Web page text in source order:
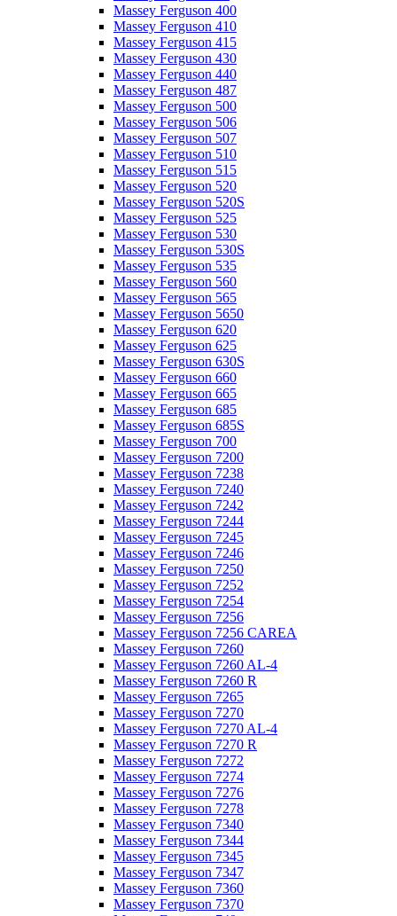
Massey Ferguson 400
Massey Ferguson 410
Massey Ferguson 415
Massey Ferguson 430
Massey Ferguson 440
Massey Ferguson 487
Massey Ferguson 500
Massey Ferguson 506
Massey Ferguson 507
Massey Ferguson 510
Massey Ferguson 515
Massey Ferguson 520
Massey Ferguson 520S
Massey Ferguson 525
Massey Ferguson 530
Massey Ferguson 530S
Massey Ferguson 535
Massey Ferguson 560
Massey Ferguson 565
Massey Ferguson 5650
Massey Ferguson 620
Massey Ferguson 625
Massey Ferguson 630S
Massey Ferguson 660
Massey Ferguson 665
Massey Ferguson 685
Massey Ferguson 685S
Massey Ferguson 700
Massey Ferguson 7200
Massey Ferguson 7238
Massey Ferguson 7240
Massey Ferguson 7242
Massey Ferguson 7244
Massey Ferguson 7245
Massey Ferguson 7246
Massey Ferguson 7250
Massey Ferguson 7252
Massey Ferguson 7254
Massey Ferguson 7256
Massey Ferguson 7256 CAREA
Massey Ferguson 7260
Massey Ferguson 7260 AL-4
Massey Ferguson 7260 R
Massey Ferguson 7265
Massey Ferguson 7270
Massey Ferguson 7270 AL-4
Massey Ferguson 7270 R
Massey Ferguson 7272
Massey Ferguson 7274
Massey Ferguson 7276
Massey Ferguson 7278
Massey Ferguson 7340
Massey Ferguson 7344
Massey Ferguson 7345
Massey Ferguson 7347
Massey Ferguson 7360
Massey Ferguson 7370